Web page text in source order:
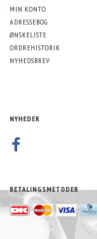
MIN KONTO
ADRESSEBOG
ØNSKELISTE
ORDREHISTORIK
NYHEDSBREV
NYHEDER
BETALINGSMETODER